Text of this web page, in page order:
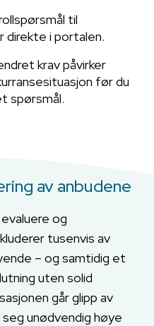
til
direkte i portalen.
krav påvirker
før du
spørsmål.
av anbudene
og
tusenvis av
– og samtidig et
uten solid
går glipp av
unødvendig høye